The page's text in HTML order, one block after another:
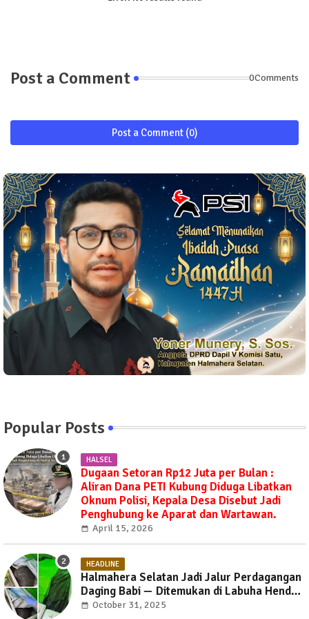
Post a Comment 0Comments
Post a Comment (0)
Popular Posts
HALSEL
Dugaan Setoran Rp12 Juta per Bulan :
Aliran Dana PETI Kubung Diduga Libatkan
Oknum Polisi, Kepala Desa Disebut Jadi
Penghubung ke Aparat dan Wartawan.
April 15, 2026
HEADLINE
Halmahera Selatan Jadi Jalur Perdagangan
Daging Babi — Ditemukan di Labuha Hendak
Dibawa ke Weda, Warga Mayoritas Marah,
October 31, 2025